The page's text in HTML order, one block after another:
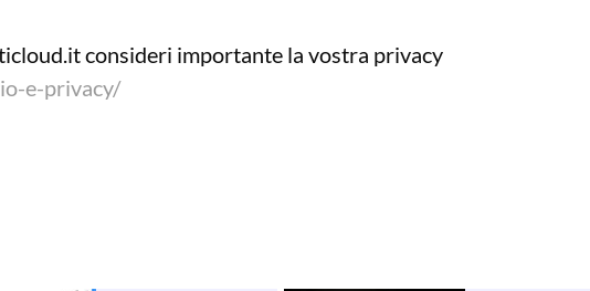
consideri importante la vostra privacy
e-privacy/